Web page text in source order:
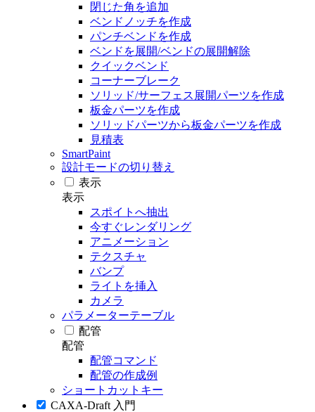
閉じた角を追加
ベンドノッチを作成
パンチベンドを作成
ベンドを展開/ベンドの展開解除
クイックベンド
コーナーブレーク
ソリッド/サーフェス展開パーツを作成
板金パーツを作成
ソリッドパーツから板金パーツを作成
見積表
SmartPaint
設計モードの切り替え
表示
表示
スポイトへ抽出
今すぐレンダリング
アニメーション
テクスチャ
バンプ
ライトを挿入
カメラ
パラメーターテーブル
配管
配管
配管コマンド
配管の作成例
ショートカットキー
CAXA-Draft 入門